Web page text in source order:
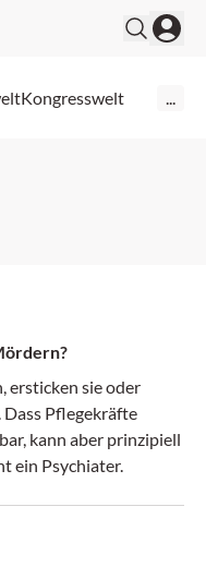
Kongresswelt
ersticken sie oder
Pflegekräfte
kann aber prinzipiell
ein Psychiater.